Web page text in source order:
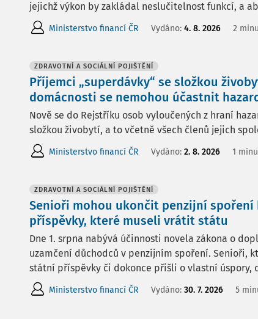
jejichž výkon by zakládal neslučitelnost funkcí, a
Ministerstvo financí ČR Vydáno: 4. 8. 2026 2
ZDRAVOTNÍ A SOCIÁLNÍ POJIŠTĚNÍ
Příjemci „superdávky“ se složkou
domácnosti se nemohou účastnit
Nově se do Rejstříku osob vyloučených z hraní
složkou živobytí, a to včetně všech členů jejich
Ministerstvo financí ČR Vydáno: 2. 8. 2026 1
ZDRAVOTNÍ A SOCIÁLNÍ POJIŠTĚNÍ
Senioři mohou ukončit penzijní spoření
příspěvky, které museli vrátit státu
Dne 1. srpna nabývá účinnosti novela zákona o
uzamčení důchodců v penzijním spoření. Senioři,
státní příspěvky či dokonce přišli o vlastní úspory,
Ministerstvo financí ČR Vydáno: 30. 7. 2026 5